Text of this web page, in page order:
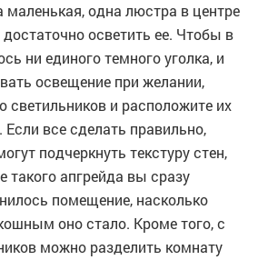
одна люстра в центре
осветить ее. Чтобы в
ни единого темного уголка, и
освещение при желании,
светильников и расположите их
все сделать правильно,
подчеркнуть текстуру стен,
такого апгрейда вы сразу
помещение, насколько
оно стало. Кроме того, с
можно разделить комнату